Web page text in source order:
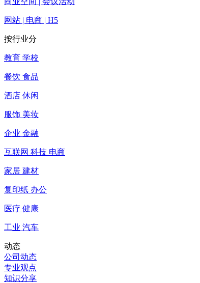
网站 | 电商 | H5
按行业分
教育 学校
餐饮 食品
酒店 休闲
服饰 美妆
企业 金融
互联网 科技 电商
家居 建材
复印纸 办公
医疗 健康
工业 汽车
动态
公司动态
专业观点
知识分享